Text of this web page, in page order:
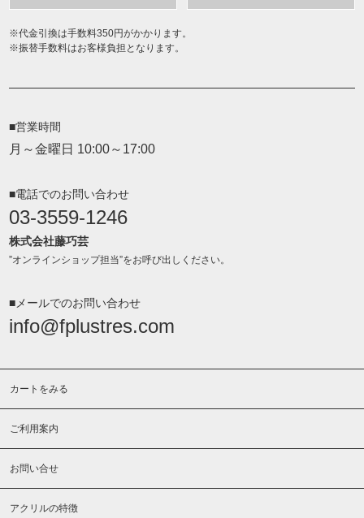
代金引換は手数料350円がかかります。
振替手数料はお客様負担となります。
■営業時間
月～金曜日 10:00～17:00
■電話でのお問い合わせ
03-3559-1246
株式会社藤巧芸
”オンラインショップ担当”をお呼び出しください。
■メールでのお問い合わせ
info@fplustres.com
カートをみる
ご利用案内
お問い合せ
アクリルの特徴